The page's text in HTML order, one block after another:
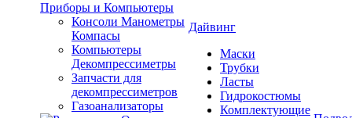
Приборы и Компьютеры
Консоли Манометры
Компасы
Компьютеры
Декомпрессиметры
Запчасти для
декомпрессиметров
Газоанализаторы
Дайвинг
Маски
Трубки
Ласты
Гидрокостюмы
Комплектующие